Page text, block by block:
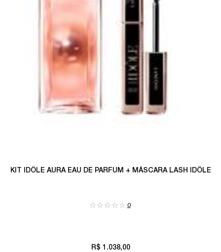
KIT IDÔLE AURA EAU DE PARFUM + MÁSCARA LASH IDÔLE
0
R$ 1.038,00